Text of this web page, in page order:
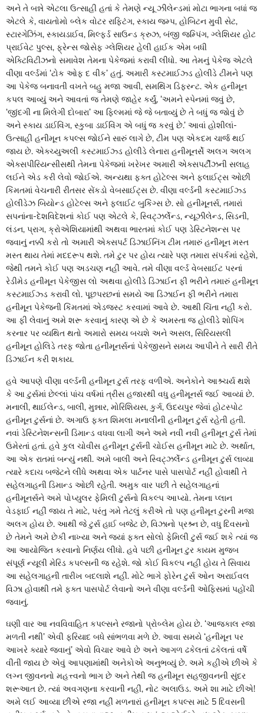
અને તે બન્ને એટલા ઉત્સાહી હતાં કે તેમણે ન્યૂ ઝીલેન્ડમાં મોટા ભાગના બધાં જ
એટલે કે, વાયતોમો બ્લેક વોટર રાફ્ટિંગ, સ્કાય જમ્પ, હોબિટન મુવી સેટ,
સ્ટારગેઝિંગ, સ્કાયડાઈવ, મિલ્ફર્ડ સાઉન્ડ ક્રુઝ, બંજી જમ્પિંગ, ગ્લેશિયર હોટ
પ્રાઈવેટ પુલ્સ, ફ્રેન્સ જોસેફ ગ્લેશિયર હેલી હાઈક એમ બધી
એક્ટિવિટીઝનો સમાવેશ તેમના પેકેજમાં કરાવી લીધો. આ તેમનું પેકેજ એટલે
વીણા વર્લ્ડમાં ‘ટોક ઓફ દ વીક’ હતું. અમારી કસ્ટમાઈઝ્ડ હોલીડે ટીમને પણ
આ પેકેજ બનાવતી વખતે બહુ મજા આવી, સમથિંગ ડિફરન્ટ. એક હનીમૂન
કપલ આવ્યું અને આવતાં જ તેમણે જાહેર કર્યું, ‘અમને સ્પેનમાં જવું છે,
‘જીંદગી ના મિલેગી દોબારા’ આ ફિલ્મમાં જે જે બતાવ્યું છે તે બધું જ જોવું છે
અને સ્કાય ડાઈવિંગ, સ્કુબા ડાઈવિંગ એ બધું જ કરવું છે.’ આવાં હોશીલાં-
ઉત્સાહી હનીમૂન કપલ્સ જોઈને સારું લાગે છે, ટીમ પણ એકદમ ચાર્જ થઈ
જાય છે. એક્ચ્યુઅલી કસ્ટમાઈઝ્ડ હોલીડે લેનારા હનીમૂનર્સે અલગ અલગ
એક્સપીરિયન્સીસથી તેમના પેકેજમાં ખરેખર અમારી એક્સપર્ટીઝની સલાહ
લઈને એડ કરી લેવો જોઈએ. અન્યથા ફક્ત હોટેલ્સ અને ફ્લાઈટ્સ ઓછી
કિંમતમાં વેચનારી રીતસર સેંકડો વેબસાઈટ્સ છે. વીણા વર્લ્ડની કસ્ટમાઈઝ્ડ
હોલીડેઝ બિયોન્ડ હોટેલ્સ અને ફ્લાઈટ બુકિંગ્સ છે. સો હનીમૂનર્સ, તમારાં
સપનાંના-દેશવિદેશનાં કોઈ પણ એટલે કે, સ્વિટ્ઝર્લેન્ડ, ન્યૂઝીલેન્ડ, સિડની,
લંડન, પ્રાગ, ક્રોએશિયામાંથી અથવા ભારતમાં કોઈ પણ ડેસ્ટિનેશન્સ પર
જવાનું નક્કી કરો તો અમારી એક્સપર્ટ ડિઝાઈનિંગ ટીમ તમારું હનીમૂન મસ્ત
મસ્ત થાય તેમાં મદદરૂપ થશે. તમે ટુર પર હોય ત્યારે પણ તમારા સંપર્કમાં રહેશે,
જેથી તમને કોઈ પણ અડચણ નહીં આવે. તમે વીણા વર્લ્ડ વેબસાઈટ પરનાં
રેડીમેડ હનીમૂન પેકેજીસ લો અથવા હોલીડે ડિઝાઈન ફી ભરીને તમારું હનીમૂન
કસ્ટમાઈઝ્ડ કરાવી લો. પૂછપરછનાં સમયે આ ડિઝાઈન ફી ભરીને તમારા
હનીમૂન પેકેજની કિંમતમાં એડજસ્ટ કરવામાં આવે છે. આથી ચિંતા નહીં કરો.
આ ફી લેવાનું અમે શરૂ કરવાનું કારણ એ છે કે અમસ્તા જ હોલીડે શોપિંગ
કરનાર પર વ્યથિત થતો અમારો સમય બચશે અને અસલ, સિરિયસલી
હનીમૂન હોલિડે તરફ જોતા હનીમૂનર્સનાં પેકેજીસને સમય આપીને તે સારી રીતે
ડિઝાઈન કરી શકાય.
હવે આપણે વીણા વર્લ્ડની હનીમૂન ટુર્સ તરફ વળીએ. અનેકોને આશ્ર્ચર્ય થશે
કે આ ટુર્સમાં છેલ્લાં પાંચ વર્ષમાં ત્રીસ હજારથી વધુ હનીમૂનર્સ જઈ આવ્યાં છે.
મનાલી, થાઈલેન્ડ, બાલી, મુન્નાર, મોરિશિયસ, કુર્ગ, ઉદયપુર જેવાં હોટસ્પોટ
હનીમૂન ટુર્સનાં છે. અગાઉ ફક્ત શિમલા મનાલીની હનીમૂન ટુર્સ રહેતી હતી.
નવાં ડેસ્ટિનેશન્સની ડિમાન્ડ વધવા લાગી અને અમે નવી નવી હનીમૂન ટુર્સ તેમાં
ઉમેરતાં હતાં. હવે કુલ ચોવીસ હનીમૂન ટુર્સની ચોઈસ હનીમૂન માટે છે. અર્થાત,
આ એક રાતમાં બન્યું નથી. અમે બાલી અને સ્વિટ્ઝર્લેન્ડ હનીમૂન ટુર્સ લાવ્યા
ત્યારે કદાચ બજેટને લીધે અથવા એક પાર્ટનર પાસે પાસપોર્ટ નહીં હોવાથી તે
સહેલગાહની ડિમાન્ડ ઓછી રહેતી. અમુક વાર પછી તે સહેલગાહનાં
હનીમૂનર્સને અમે પોપ્યુલર ફેમિલી ટુર્સનો વિકલ્પ આપ્યો. તેમના પ્લાન
વેડફાઈ નહીં જાય તે માટે, પરંતુ ગમે તેટલું કરીએ તો પણ હનીમૂન ટુરની મજા
અલગ હોય છે. આથી જે ટુર્સ હાઈ બજેટ છે, વિઝાનો પ્રશ્ર્ન છે, વધુ દિવસનો
છે તેમને અમે છેકી નાખ્યા અને જ્યાં ફક્ત સોલો ફેમિલી ટુર્સ જઈ શકે ત્યાં જ
આ આયોજિત કરવાનો નિર્ણય લીધો. હવે પછી હનીમૂન ટુર કાયમ મુજબ
સંપૂર્ણ ન્યૂલી મેરિડ કપલ્સની જ રહેશે. જો કોઈ વિકલ્પ નહીં હોય તે સિવાય
આ સહેલગાહની તારીખ બદલાશે નહીં. મોટે ભાગે ફોરેન ટુર્સ ઓન અરાઈવલ
વિઝા હોવાથી તમે ફક્ત પાસપોર્ટ લેવાનો અને વીણા વર્લ્ડની ઓફિસમાં પહોંચી
જવાનું.
ઘણી વાર આ નવવિવાહિત કપલ્સને રજાનો પ્રોબ્લેમ હોય છે. ‘આજકાલ રજા
મળતી નથી’ એવી ફરિયાદ બધે સાંભળવા મળે છે. આવા સમયે ‘હનીમૂન પર
આખરે ક્યારે જવાનું’ એવો વિચાર આવે છે અને આગળ ઢકેલતાં ઢકેલતાં વર્ષે
વીતી જાય છે એવું આપણામાંથી અનેકોએ અનુભવ્યું છે. અમે કહીએ છીએ કે
લગ્ન જીવનનો મહત્ત્વનો ભાગ છે અને તેથી જ હનીમૂન સહજીવનની સુંદર
શરૂઆત છે. ત્યાં અવગણના કરવાની નહીં, નોટ અલાઉડ. અમે શા માટે છીએ!
અમે લઈ આવ્યા છીએ રજા નહીં મળનારાં હનીમૂન કપલ્સ માટે 5 દિવસની